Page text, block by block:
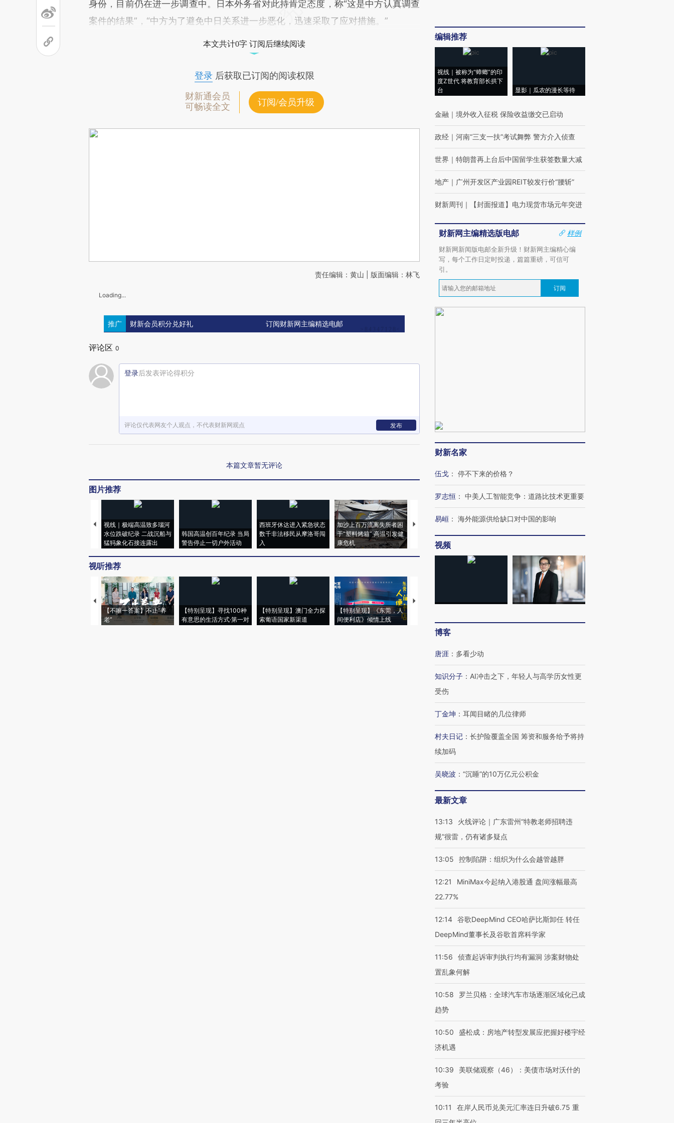
身份，目前仍在进一步调查中。日本外务省对此持肯定态度，称“这是中方认真调查
案件的结果”，“中方为了避免中日关系进一步恶化，迅速采取了应对措施。”
本文共计0字 订阅后继续阅读
登录后获取已订阅的阅读权限
财新通会员
可畅读全文
订阅/会员升级
责任编辑：黄山 | 版面编辑：林飞
Loading...
推广 财新会员积分兑好礼 订阅财新网主编精选电邮
评论区 0
登录后发表评论得积分
评论仅代表网友个人观点，不代表财新网观点 发布
本篇文章暂无评论
图片推荐
视线｜极端高温致多瑙河
水位跌破纪录 二战沉船与
猛犸象化石接连露出
韩国高温创百年纪录 当局
警告停止一切户外活动
西班牙休达进入紧急状态
数千非法移民从摩洛哥闯
入
加沙上百万流离失所者困
于“塑料烤箱” 高温引发健
康危机
马航飞行员跨国走私7万
粒摇头丸 尿检体内含3种
泽连斯基密集出访美英 索
秘鲁纳斯卡观光飞机坠毁
视听推荐
【不唯一答案】不止“养
老”
【特别呈现】寻找100种
有意思的生活方式·第一对
【特别呈现】澳门全力探
索葡语国家新渠道
【特别呈现】《东莞，人
间便利店》倾情上线
【推广】走进第四届链博
【商旅对话】华住集团
编辑推荐
视线｜被称为“蟑螂”的印
度Z世代 将教育部长拱下
台
显影｜瓜农的漫长等待
金融 ｜ 境外收入征税 保险收益缴交已启动
政经 ｜ 河南“三支一扶”考试舞弊 警方介入侦查
世界 ｜ 特朗普再上台后中国留学生获签数量大减
地产 ｜ 广州开发区产业园REIT较发行价“腰斩”
财新周刊 ｜ 【封面报道】电力现货市场元年突进
财新网主编精选版电邮
样例
财新网新闻版电邮全新升级！财新网主编精心编
写，每个工作日定时投递，篇篇重磅，可信可
引。
订阅
财新名家
伍戈 ： 停不下来的价格？
罗志恒 ： 中美人工智能竞争：道路比技术更重要
易峘 ： 海外能源供给缺口对中国的影响
视频
博客
唐涯 ： 多看少动
知识分子 ： AI冲击之下，年轻人与高学历女性更
受伤
丁金坤 ： 耳闻目睹的几位律师
村夫日记 ： 长护险覆盖全国 筹资和服务给予将持
续加码
吴晓波 ： “沉睡”的10万亿元公积金
最新文章
13:13
火线评论｜广东雷州“特教老师招聘违
规”很雷，仍有诸多疑点
13:05 控制陷阱：组织为什么会越管越胖
12:21
MiniMax今起纳入港股通 盘间涨幅最高
22.77%
12:14 谷歌DeepMind CEO哈萨比斯卸任 转任
DeepMind董事长及谷歌首席科学家
11:56
侦查起诉审判执行均有漏洞 涉案财物处
置乱象何解
10:58
罗兰贝格：全球汽车市场逐渐区域化已成
趋势
10:50
盛松成：房地产转型发展应把握好楼宇经
济机遇
10:39
美联储观察（46）：美债市场对沃什的
考验
10:11
在岸人民币兑美元汇率连日升破6.75 重